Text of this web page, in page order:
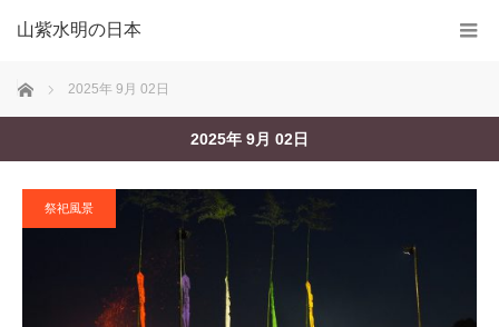
山紫水明の日本
ホーム 2025年 9月 02日
2025年 9月 02日
祭祀風景